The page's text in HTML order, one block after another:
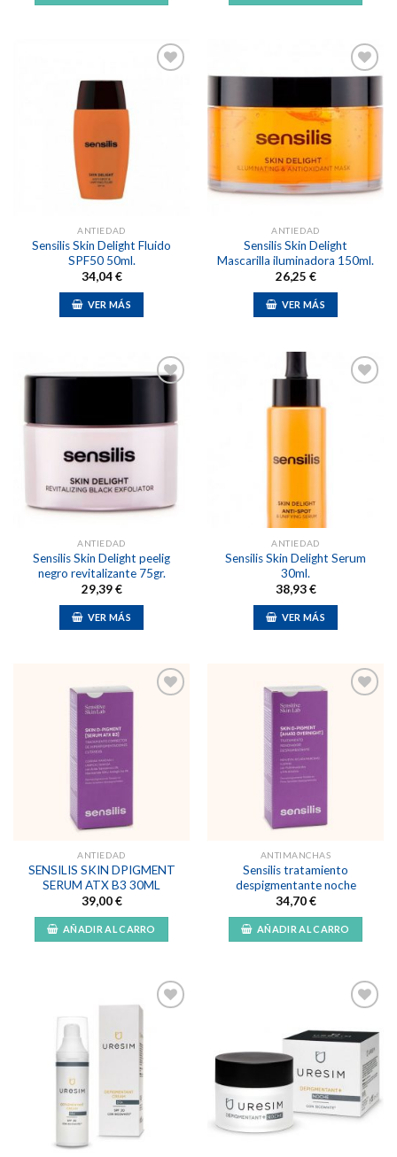
ANTIEDAD
Sensilis Skin Delight Fluido
SPF50 50ml.
34,04€
VER MÁS
Añadir
ANTIEDAD
Sensilis Skin Delight
Mascarilla iluminadora 150ml.
26,25 €
VER MÁS
Añadir
ANTIEDAD
Sensilis Skin Delight peelig
negro revitalizante 75gr.
29,39€
VER MÁS
ANTIEDAD
Sensilis Skin Delight Serum
30ml.
38,93€
VER MÁS
ANTIEDAD
SENSILIS SKIN DPIGMENT
SERUM ATX B3 30ML
39,00€
AÑADIR AL CARRO
ANTIMANCHAS
Sensilis tratamiento
despigmentante noche
34,70€
AÑADIR AL CARRO
Añadir
a la
lista de
deseos